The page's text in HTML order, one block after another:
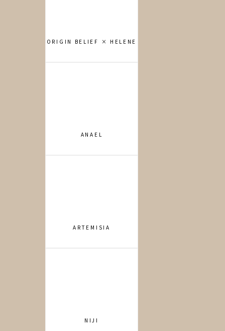
ORIGIN BELIEF × HELENE
ANAEL
ARTEMISIA
NIJI